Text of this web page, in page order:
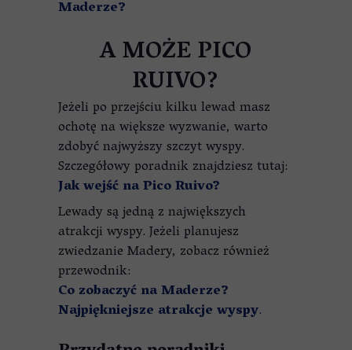
Maderze?
A MOŻE PICO
RUIVO?
Jeżeli po przejściu kilku lewad masz
ochotę na większe wyzwanie, warto
zdobyć najwyższy szczyt wyspy.
Szczegółowy poradnik znajdziesz tutaj:
Jak wejść na Pico Ruivo?
Lewady są jedną z największych
atrakcji wyspy. Jeżeli planujesz
zwiedzanie Madery, zobacz również
przewodnik:
Co zobaczyć na Maderze?
Najpiękniejsze atrakcje wyspy.